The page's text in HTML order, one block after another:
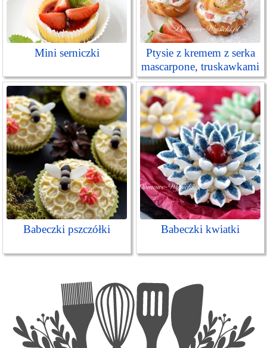
Mini serniczki
Ptysie z kremem z serka
mascarpone, truskawkami
i makiem
Babeczki pszczółki Babeczki kwiatki